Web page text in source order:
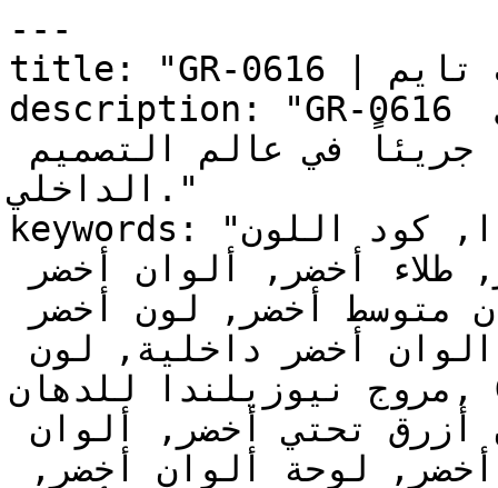
---
title: "GR-0616 | الألوان | دهانات تايم"
description: "GR-0616 أخضر حيوي ومتوسط بحضور قوي
الداخلي."
keywords: "لون مروج نيوزيلندا, كود اللون GR-0616,
مروج نيوزيلندا للدهان, GR-0616 دهان, ألوان أخضر